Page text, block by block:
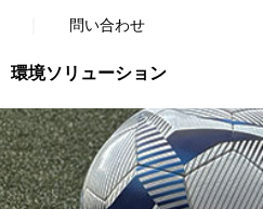
問い合わせ
環境ソリューション